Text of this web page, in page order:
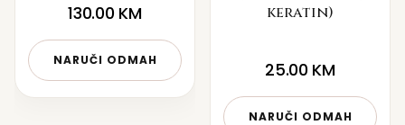
130.00 KM
NARUČI ODMAH
keratin)
25.00 KM
NARUČI ODMAH